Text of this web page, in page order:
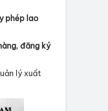
phép lao
đăng ký
lý xuất